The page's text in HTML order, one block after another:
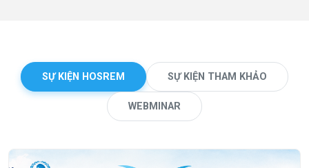
SỰ KIỆN HOSREM SỰ KIỆN THAM KHẢO
WEBMINAR